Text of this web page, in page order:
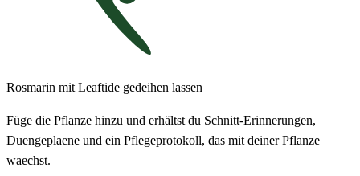
Rosmarin mit Leaftide gedeihen lassen
Füge die Pflanze hinzu und erhältst du Schnitt-Erinnerungen,
Duengeplaene und ein Pflegeprotokoll, das mit deiner Pflanze
waechst.